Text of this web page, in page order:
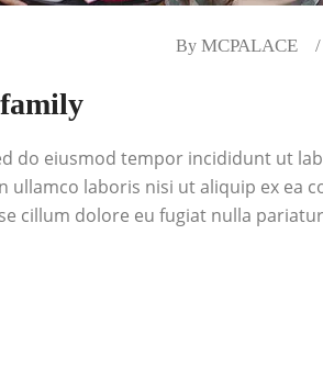
By MCPALACE
do eiusmod tempor incididunt ut
laboris nisi ut aliquip ex ea
cillum dolore eu fugiat nulla